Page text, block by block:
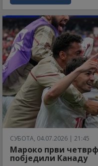
СУБОТА, 04.07.2026 | 21:45
Мароко први
побједили Канаду